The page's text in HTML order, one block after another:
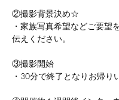
②撮影背景決め☆
・家族写真希望などご要望
伝えください。
③撮影開始
・30分で終了となりお帰り